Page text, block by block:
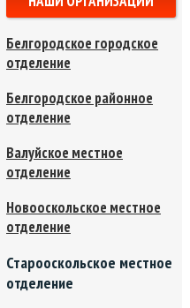
Белгородское городское
отделение
Белгородское районное
отделение
Валуйское местное
отделение
Новооскольское местное
отделение
Старооскольское местное
отделение